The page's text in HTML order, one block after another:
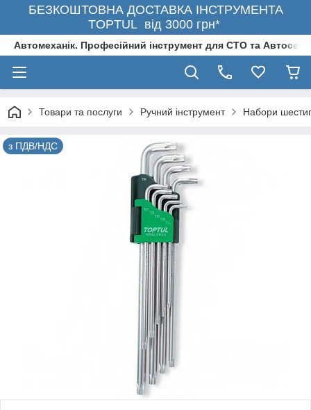
БЕЗКОШТОВНА ДОСТАВКА ІНСТРУМЕНТА
TOPTUL від 3000 грн*
Автомеханік. Професійний інструмент для СТО та
Товари та послуги Ручний інструмент Набори
з ПДВ/НДС